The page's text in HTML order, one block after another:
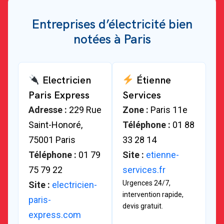
Entreprises d’électricité bien
notées à Paris
Electricien
Paris Express
Adresse : 229 Rue
Saint-Honoré,
75001 Paris
Téléphone : 01 79
75 79 22
Site : electricien-
paris-
express.com
Étienne
Services
Zone : Paris 11e
Téléphone : 01 88
33 28 14
Site : etienne-
services.fr
Urgences 24/7,
intervention rapide,
devis gratuit.